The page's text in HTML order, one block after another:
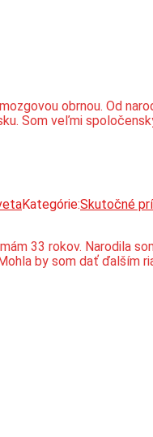
obrnou. Od
Som veľmi
Kategórie:Skutočné
33 rokov. Narodila
by som dať